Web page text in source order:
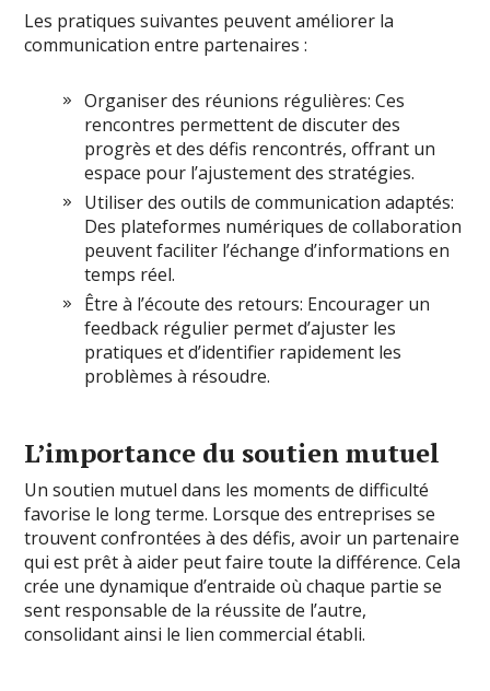
Les pratiques suivantes peuvent améliorer la
communication entre partenaires :
Organiser des réunions régulières: Ces
rencontres permettent de discuter des
progrès et des défis rencontrés, offrant un
espace pour l’ajustement des stratégies.
Utiliser des outils de communication adaptés:
Des plateformes numériques de collaboration
peuvent faciliter l’échange d’informations en
temps réel.
Être à l’écoute des retours: Encourager un
feedback régulier permet d’ajuster les
pratiques et d’identifier rapidement les
problèmes à résoudre.
L’importance du soutien mutuel
Un soutien mutuel dans les moments de difficulté
favorise le long terme. Lorsque des entreprises se
trouvent confrontées à des défis, avoir un partenaire
qui est prêt à aider peut faire toute la différence. Cela
crée une dynamique d’entraide où chaque partie se
sent responsable de la réussite de l’autre,
consolidant ainsi le lien commercial établi.